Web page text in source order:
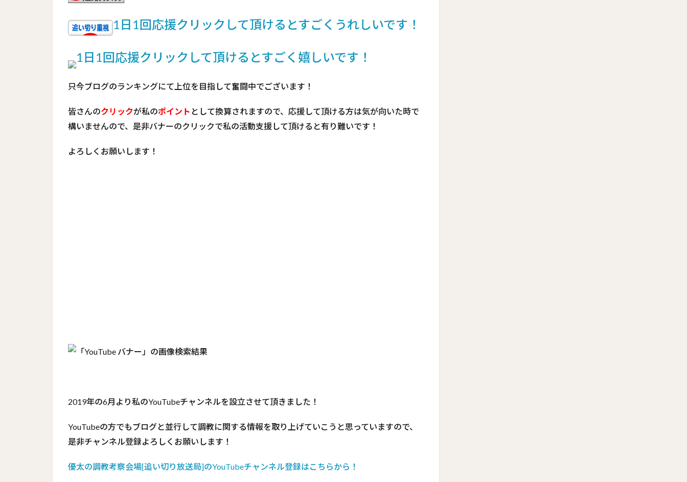
1日1回応援クリックして頂けるとすごくうれしいです！
1日1回応援クリックして頂けるとすごく嬉しいです！
只今ブログのランキングにて上位を目指して奮闘中でございます！
皆さんのクリックが私のポイント として換算されますので、応援して頂ける方は気が向いた時で
構いませんので、是非バナーのクリックで私の活動支援して頂けると有り難いです！
よろしくお願いします！
2019年の6月より私のYouTubeチャンネルを設立させて頂きました！
YouTubeの方でもブログと並行して調教に関する情報を取り上げていこうと思っていますので、
是非チャンネル登録よろしくお願いします！
優太の調教考察会場[追い切り放送局]のYouTubeチャンネル登録はこちらから！